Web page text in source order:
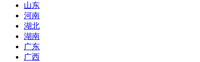
山东
河南
湖北
湖南
广东
广西